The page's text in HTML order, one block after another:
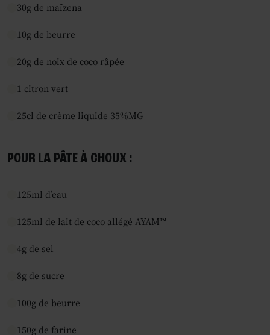
30g de maïzena
10g de beurre
20g de noix de coco râpée
1 citron vert
25cl de crème liquide 35%MG
POUR LA PÂTE À CHOUX :
125ml d’eau
125ml de lait de coco allégé AYAM™
4g de sel
8g de sucre
100g de beurre
150g de farine